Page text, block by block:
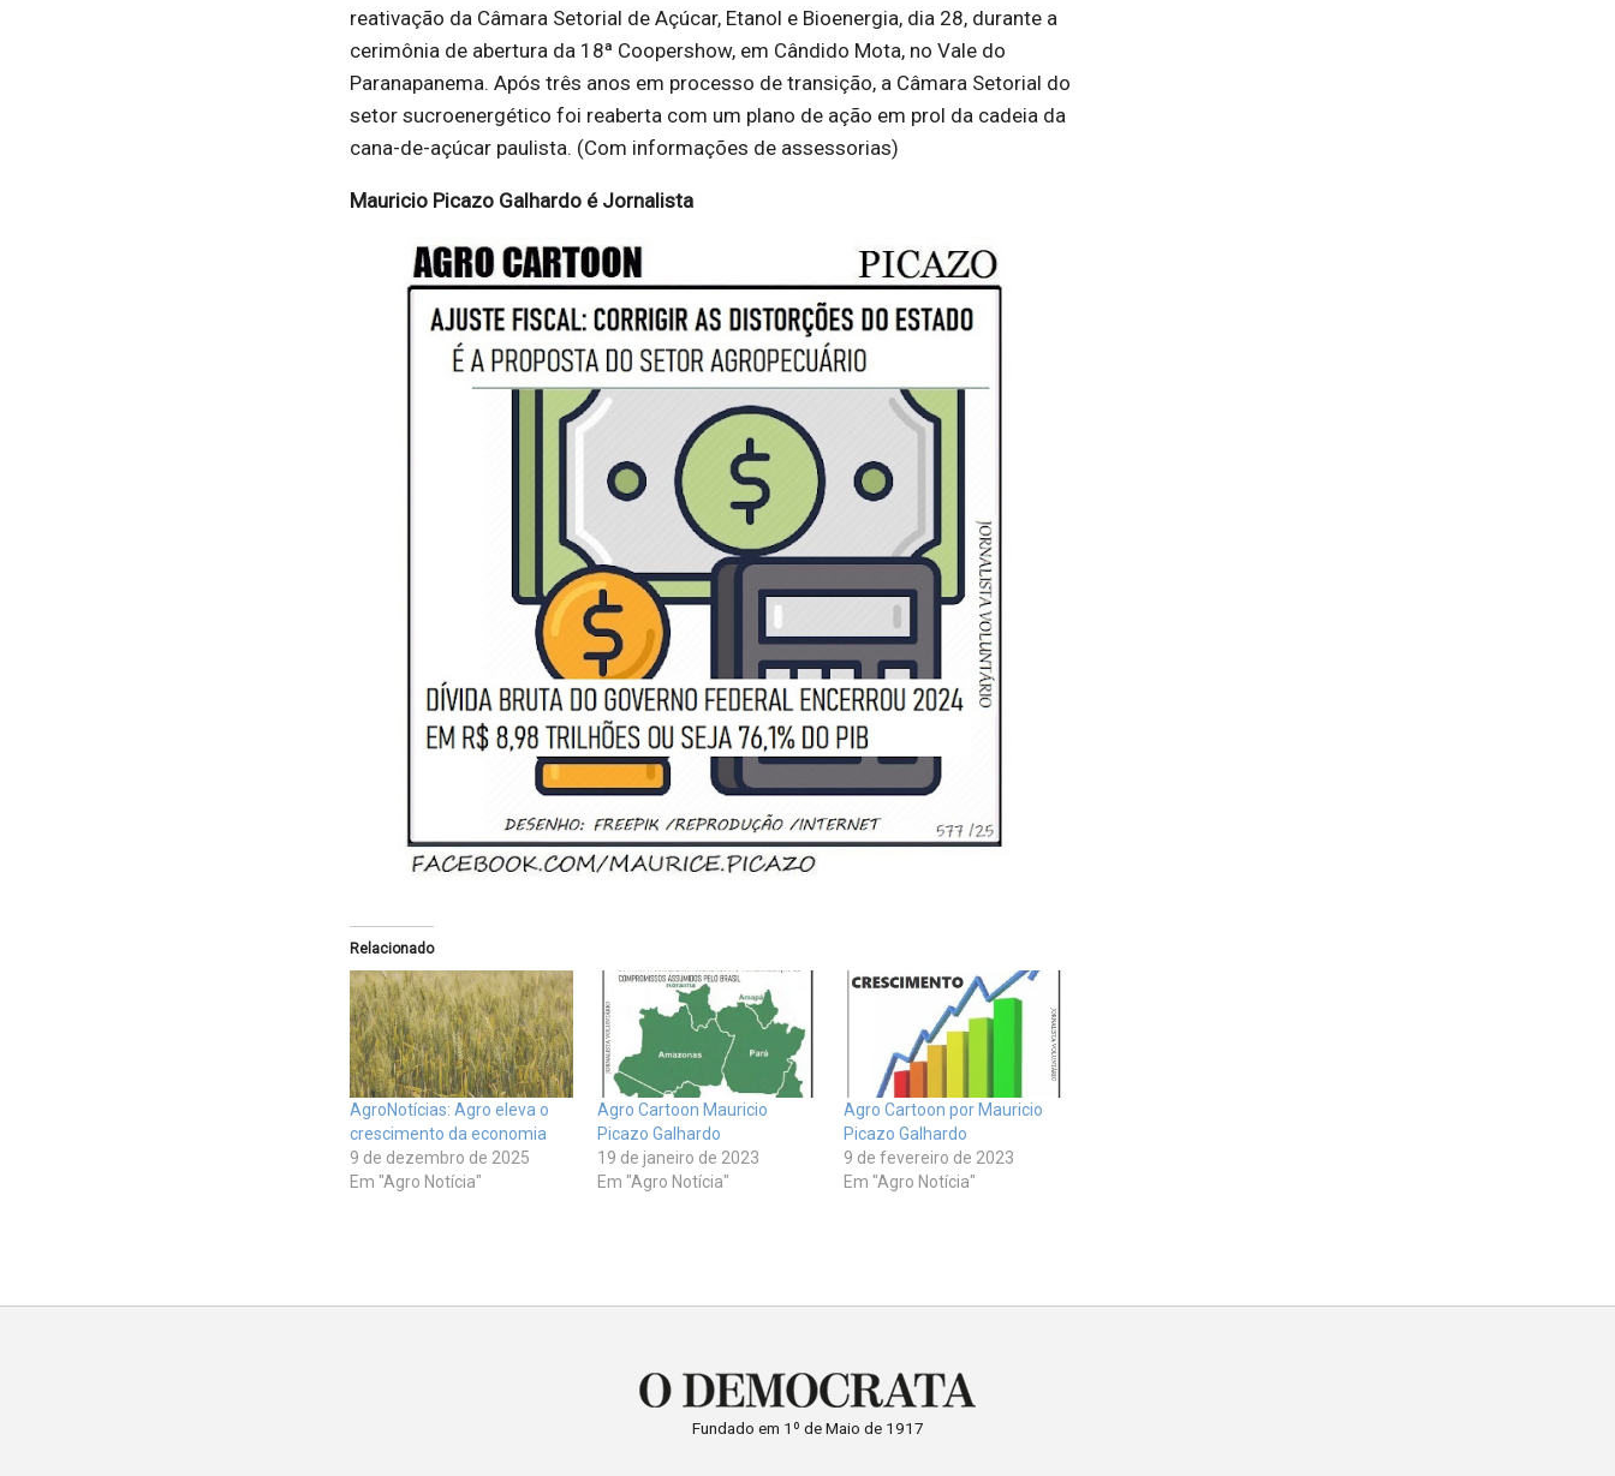
reativação da Câmara Setorial de Açúcar, Etanol e Bioenergia, dia 28, durante a
cerimônia de abertura da 18ª Coopershow, em Cândido Mota, no Vale do
Paranapanema. Após três anos em processo de transição, a Câmara Setorial do
setor sucroenergético foi reaberta com um plano de ação em prol da cadeia da
cana-de-açúcar paulista. (Com informações de assessorias)
Mauricio Picazo Galhardo é Jornalista
Relacionado
AgroNotícias: Agro eleva o
crescimento da economia
9 de dezembro de 2025
Em "Agro Notícia"
Agro Cartoon Mauricio
Picazo Galhardo
19 de janeiro de 2023
Em "Agro Notícia"
Agro Cartoon por Mauricio
Picazo Galhardo
9 de fevereiro de 2023
Em "Agro Notícia"
Fundado em 1º de Maio de 1917